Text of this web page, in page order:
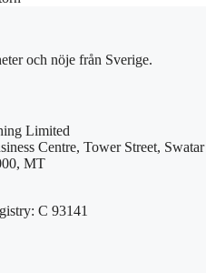
och nöje från Sverige.
Limited
Centre, Tower Street, Swatar
MT
C 93141